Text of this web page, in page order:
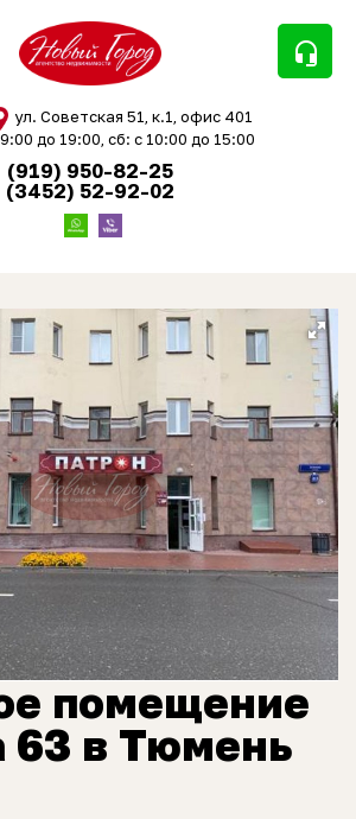
headset_mic
ул. Советская 51, к.1, офис 401
до 19:00, сб: с 10:00 до 15:00
(919) 950-82-25
(3452) 52-92-02
помещение
63 в Тюмень